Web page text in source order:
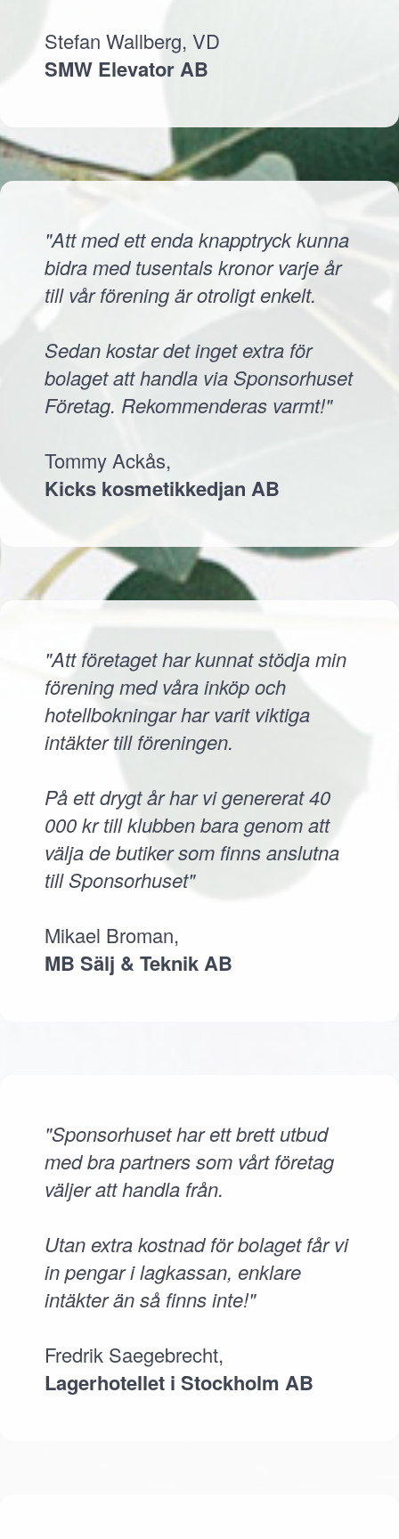
Stefan Wallberg, VD
SMW Elevator AB
"Att med ett enda knapptryck kunna
bidra med tusentals kronor varje år
till vår förening är otroligt enkelt.
Sedan kostar det inget extra för
bolaget att handla via Sponsorhuset
Företag. Rekommenderas varmt!"
Tommy Ackås,
Kicks kosmetikkedjan AB
"Att företaget har kunnat stödja min
förening med våra inköp och
hotellbokningar har varit viktiga
intäkter till föreningen.
På ett drygt år har vi genererat 40
000 kr till klubben bara genom att
välja de butiker som finns anslutna
till Sponsorhuset"
Mikael Broman,
MB Sälj & Teknik AB
"Sponsorhuset har ett brett utbud
med bra partners som vårt företag
väljer att handla från.
Utan extra kostnad för bolaget får vi
in pengar i lagkassan, enklare
intäkter än så finns inte!"
Fredrik Saegebrecht,
Lagerhotellet i Stockholm AB